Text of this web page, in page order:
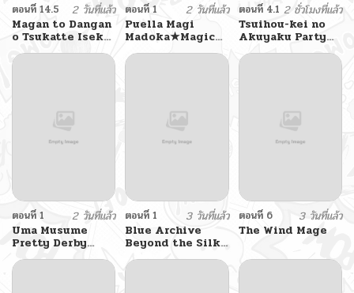
ตอนที่ 14.5
2 วันที่แล้ว
Magan to Dangan
o Tsukatte Isekai
o Buchinuku!
ตอนที่ 1
2 วันที่แล้ว
Puella Magi
Madoka★Magica
– Divine
Intervention
ตอนที่ 4.1 2 ชั่วโมงที่แล้ว
Tsuihou-kei no
Akuyaku Party
no Leader ni
Tensei Shita
“Steal” tte
ตอนที่ 1
2 วันที่แล้ว
Uma Musume
Pretty Derby
Beyond the
Golden Voyage
ตอนที่ 1
3 วันที่แล้ว
Blue Archive
Beyond the Silk
Road By fuyakero
ตอนที่ 6
3 วันที่แล้ว
The Wind Mage